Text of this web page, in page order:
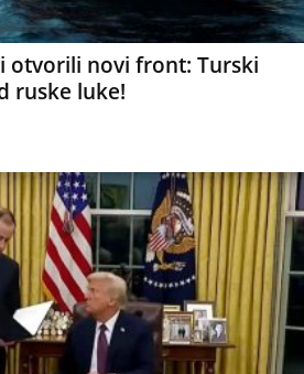
otvorili novi front: Turski
ruske luke!